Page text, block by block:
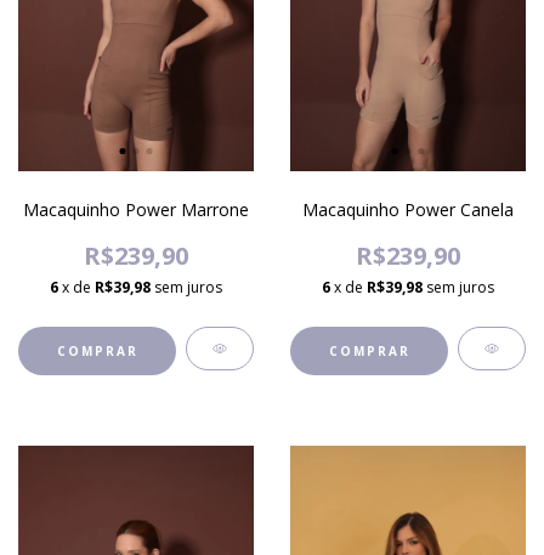
Macaquinho Power Marrone
R$239,90
6x de R$39,98 sem juros
COMPRAR
Macaquinho Power Canela
R$239,90
6x de R$39,98 sem juros
COMPRAR